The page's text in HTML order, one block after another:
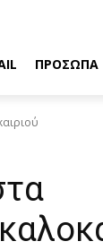
ΠΡΟΣΩΠΑ